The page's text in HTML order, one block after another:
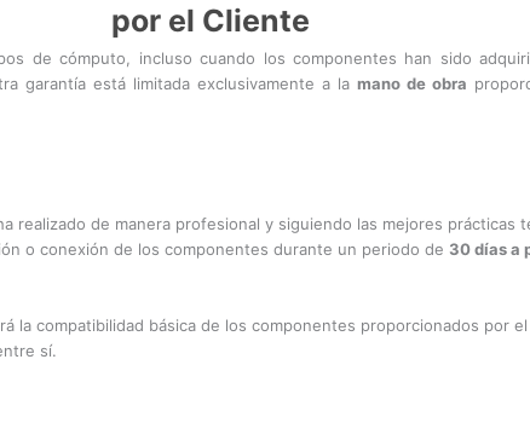
por el Cliente
de cómputo, incluso cuando los componentes han sido
garantía está limitada exclusivamente a la mano de obra
realizado de manera profesional y siguiendo las mejores prácticas
o conexión de los componentes durante un periodo de 30 días a
la compatibilidad básica de los componentes proporcionados por
sí.